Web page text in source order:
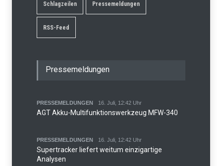
Schlagzeilen Pressemeldungen
RSS-Feed
Pressemeldungen
PRESSEMELDUNGEN 16. Juli, 12:42 Uhr
AGT Akku-Multifunktionswerkzeug MFW-340
PRESSEMELDUNGEN 16. Juli, 12:42 Uhr
Supertracker liefert weitum einzigartige
Analysen